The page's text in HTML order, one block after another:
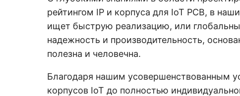
рейтингом IP и корпуса для IoT PCB, в
ищет быструю реализацию, или
надежность и производительность,
полезна и человечна.
Благодаря нашим усовершенствованным
корпусов IoT до полностью